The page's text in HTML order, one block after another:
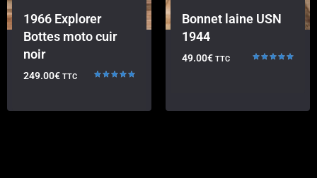
1966 Explorer
Bottes moto cuir
noir
249.00€ TTC
Bonnet laine USN
1944
49.00€ TTC